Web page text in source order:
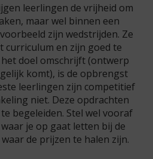
leerlingen de vrijheid om
maar wel binnen een
zijn wedstrijden. Ze
curriculum en zijn goed te
doel omschrijft (ontwerp
komt), is de opbrengst
leerlingen zijn competitief
niet. Deze opdrachten
begeleiden. Stel wel vooraf
je op gaat letten bij de
de prijzen te halen zijn.